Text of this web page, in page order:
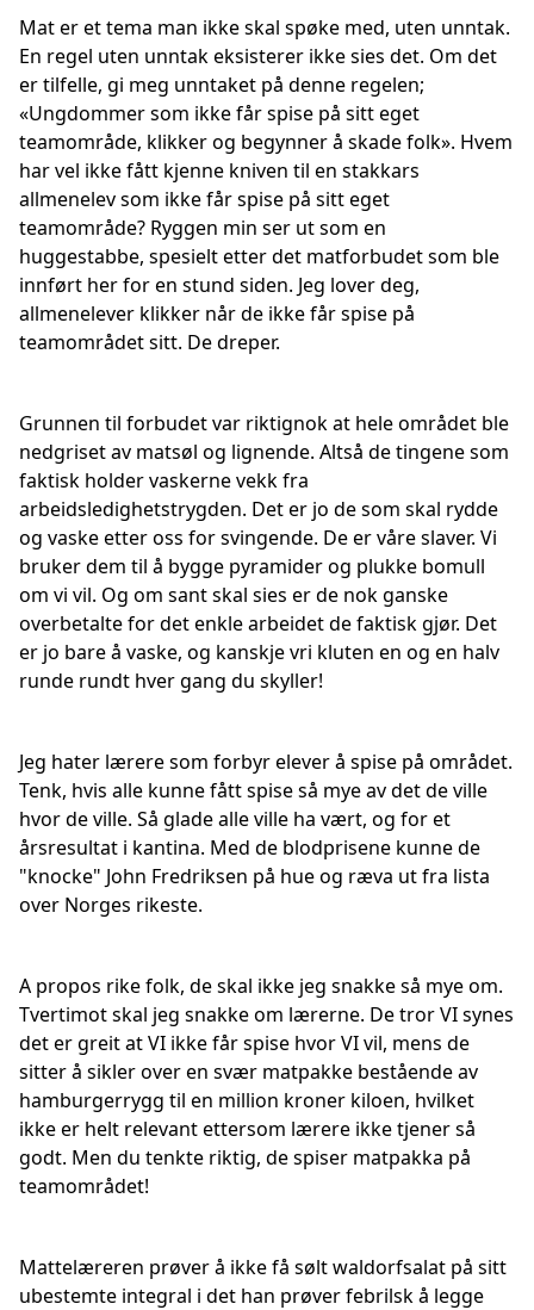
Mat er et tema man ikke skal spøke med, uten unntak.
En regel uten unntak eksisterer ikke sies det. Om det
er tilfelle, gi meg unntaket på denne regelen;
«Ungdommer som ikke får spise på sitt eget
teamområde, klikker og begynner å skade folk». Hvem
har vel ikke fått kjenne kniven til en stakkars
allmenelev som ikke får spise på sitt eget
teamområde? Ryggen min ser ut som en
huggestabbe, spesielt etter det matforbudet som ble
innført her for en stund siden. Jeg lover deg,
allmenelever klikker når de ikke får spise på
teamområdet sitt. De dreper.
Grunnen til forbudet var riktignok at hele området ble
nedgriset av matsøl og lignende. Altså de tingene som
faktisk holder vaskerne vekk fra
arbeidsledighetstrygden. Det er jo de som skal rydde
og vaske etter oss for svingende. De er våre slaver. Vi
bruker dem til å bygge pyramider og plukke bomull
om vi vil. Og om sant skal sies er de nok ganske
overbetalte for det enkle arbeidet de faktisk gjør. Det
er jo bare å vaske, og kanskje vri kluten en og en halv
runde rundt hver gang du skyller!
Jeg hater lærere som forbyr elever å spise på området.
Tenk, hvis alle kunne fått spise så mye av det de ville
hvor de ville. Så glade alle ville ha vært, og for et
årsresultat i kantina. Med de blodprisene kunne de
"knocke" John Fredriksen på hue og ræva ut fra lista
over Norges rikeste.
A propos rike folk, de skal ikke jeg snakke så mye om.
Tvertimot skal jeg snakke om lærerne. De tror VI synes
det er greit at VI ikke får spise hvor VI vil, mens de
sitter å sikler over en svær matpakke bestående av
hamburgerrygg til en million kroner kiloen, hvilket
ikke er helt relevant ettersom lærere ikke tjener så
godt. Men du tenkte riktig, de spiser matpakka på
teamområdet!
Mattelæreren prøver å ikke få sølt waldorfsalat på sitt
ubestemte integral i det han prøver febrilsk å legge